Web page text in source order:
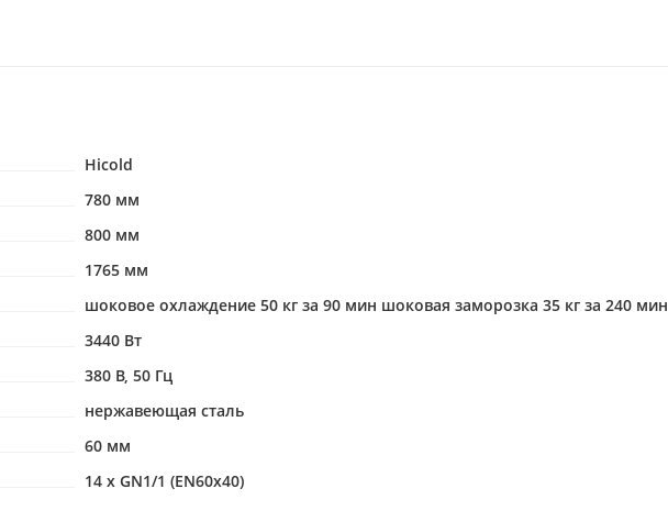
Hicold
780 мм
800 мм
1765 мм
шоковое охлаждение 50 кг за 90 мин шоковая заморозка 35 кг за 240 мин
3440 Вт
380 В, 50 Гц
нержавеющая сталь
60 мм
14 x GN1/1 (EN60x40)